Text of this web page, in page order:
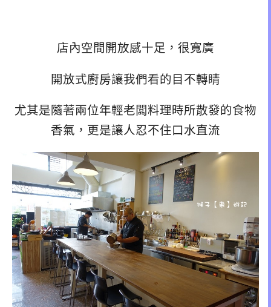
店內空間開放感十足，很寬廣
開放式廚房讓我們看的目不轉睛
尤其是隨著兩位年輕老闆料理時所散發的食物
香氣，更是讓人忍不住口水直流